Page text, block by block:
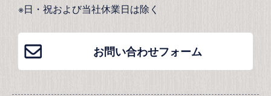
※日・祝および当社休業日は除く
お問い合わせフォーム